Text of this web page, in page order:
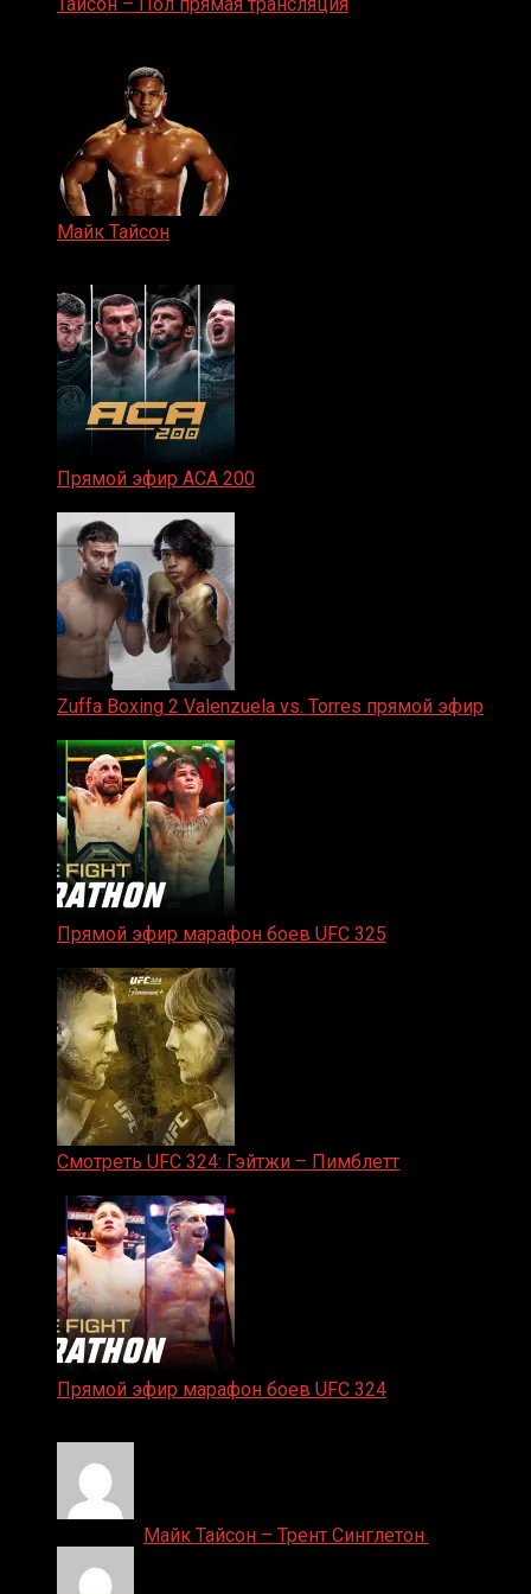
Тайсон – Пол прямая трансляция
Майк Тайсон
Прямой эфир ACA 200
Zuffa Boxing 2 Valenzuela vs. Torres прямой эфир
Прямой эфир марафон боев UFC 325
Смотреть UFC 324: Гэйтжи – Пимблетт
Прямой эфир марафон боев UFC 324
Майк Тайсон – Трент Синглетон